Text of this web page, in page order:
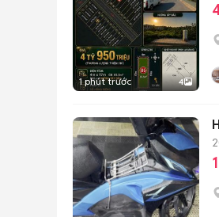
1 phút trước 4